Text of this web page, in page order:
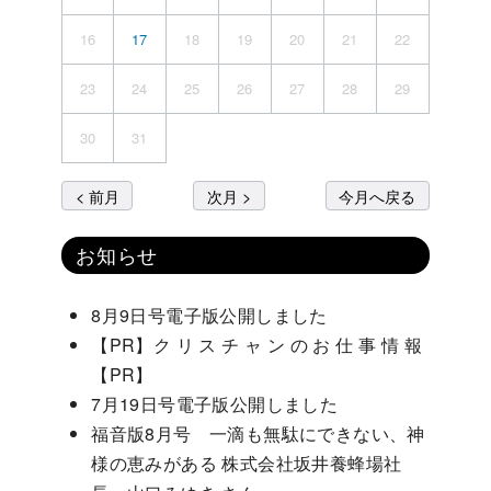
16 17 18 19 20 21 22
23 24 25 26 27 28 29
30 31
< 前月 次月 > 今月へ戻る
お知らせ
8月9日号電子版公開しました
【PR】ク リ ス チ ャ ン の お 仕 事 情 報
【PR】
7月19日号電子版公開しました
福音版8月号 一滴も無駄にできない、神
様の恵みがある 株式会社坂井養蜂場社